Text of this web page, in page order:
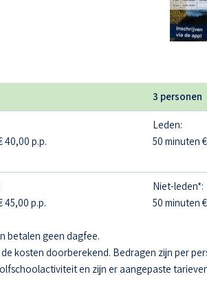
3 personen
40,00 p.p.
Leden:
50 minuten
45,00 p.p.
Niet-leden*:
50 minuten
betalen geen dagfee.
kosten doorberekend. Bedragen zijn per
en zijn er aangepaste